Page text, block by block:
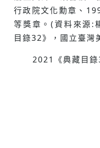
行政院文化勳章、
等獎章。(資料來源:
目錄32》，國立臺
2021《典藏目